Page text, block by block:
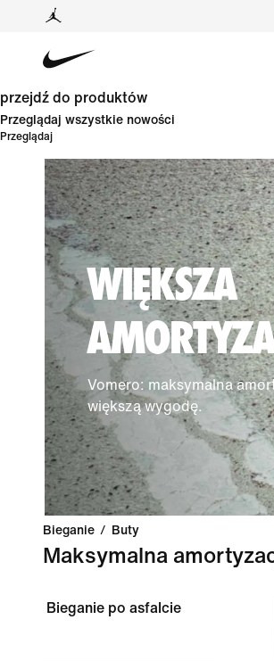
przejdź do produktów
Przeglądaj wszystkie nowości
Przeglądaj
WIĘKSZA
Vomero: maksymalna
większą wygodę.
Bieganie / Buty
Maksymalna
Bieganie po asfalcie